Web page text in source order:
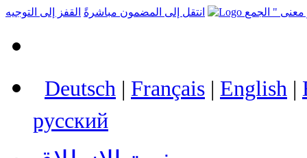
انتقل إلى المضمون مباشرةً القفز إلى التوجيه
Deutsch | Français | English |
русский